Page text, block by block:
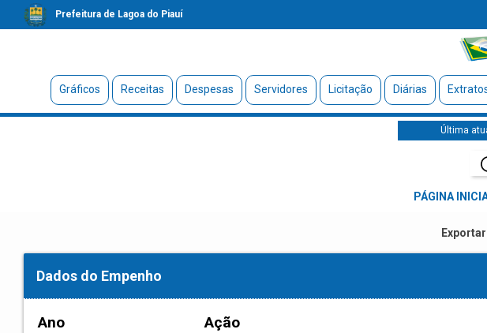
Prefeitura de Lagoa do Piauí
Gráficos Receitas Despesas Servidores Licitação Diárias
Última
PÁGINA
Dados do Empenho
Ano Ação